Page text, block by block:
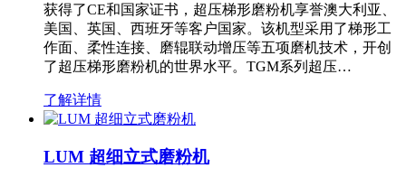
获得了CE和国家证书，超压梯形磨粉机享誉澳大利亚、
美国、英国、西班牙等客户国家。该机型采用了梯形工
作面、柔性连接、磨辊联动增压等五项磨机技术，开创
了超压梯形磨粉机的世界水平。TGM系列超压…
了解详情
LUM 超细立式磨粉机